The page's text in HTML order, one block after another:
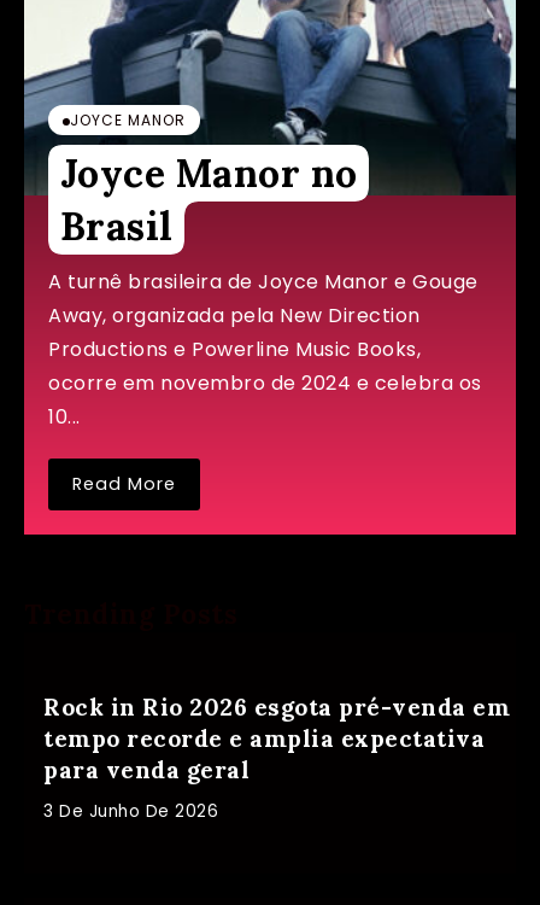
JOYCE MANOR
Joyce Manor no
Brasil
A turnê brasileira de Joyce Manor e Gouge
Away, organizada pela New Direction
Productions e Powerline Music Books,
ocorre em novembro de 2024 e celebra os
10...
Read More
Rock in Rio 2026 esgota pré-venda em
tempo recorde e amplia expectativa
para venda geral
3 De Junho De 2026